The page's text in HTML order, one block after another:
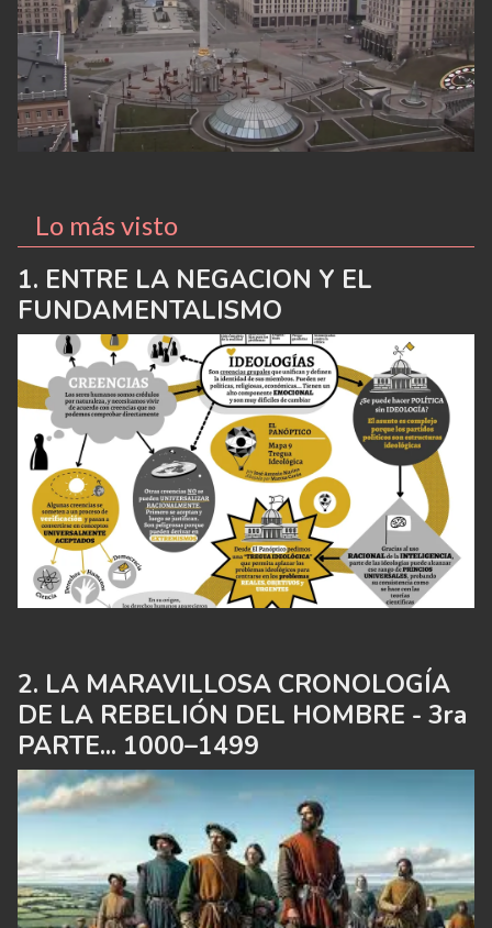
Lo más visto
ENTRE LA NEGACION Y EL
FUNDAMENTALISMO
LA MARAVILLOSA CRONOLOGÍA
DE LA REBELIÓN DEL HOMBRE - 3ra
PARTE... 1000–1499